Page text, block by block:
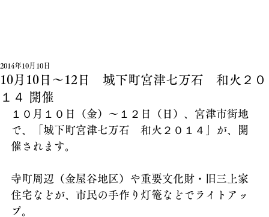
10月10日～12日 城下町宮津七万石 和火２０
１４ 開催
2014年10月10日
１０月１０日（金）～１２日（日）、宮津市街地
で、「城下町宮津七万石　和火２０１４」が、開
催されます。
寺町周辺（金屋谷地区）や重要文化財・旧三上家
住宅などが、市民の手作り灯篭などでライトアッ
プ。